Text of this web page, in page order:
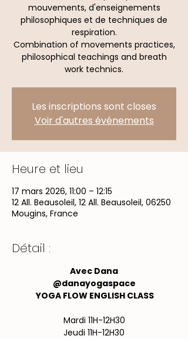
mouvements, d'enseignements
philosophiques et de techniques de
respiration.
Combination of movements practices,
philosophical teachings and breath
work technics.
Les inscriptions sont closes
Voir d'autres événements
Heure et lieu
17 mars 2026, 11:00 – 12:15
12 All. Beausoleil, 12 All. Beausoleil, 06250
Mougins, France
Détail :
Avec Dana
@danayogaspace
YOGA FLOW ENGLISH CLASS
Mardi 11H-12H30
Jeudi 11H-12H30